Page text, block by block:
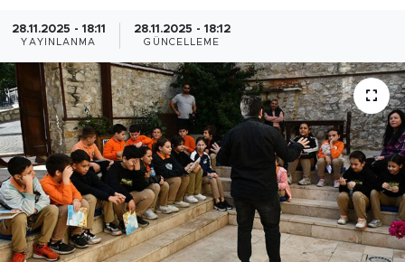
28.11.2025 - 18:11
YAYINLANMA
28.11.2025 - 18:12
GÜNCELLEME